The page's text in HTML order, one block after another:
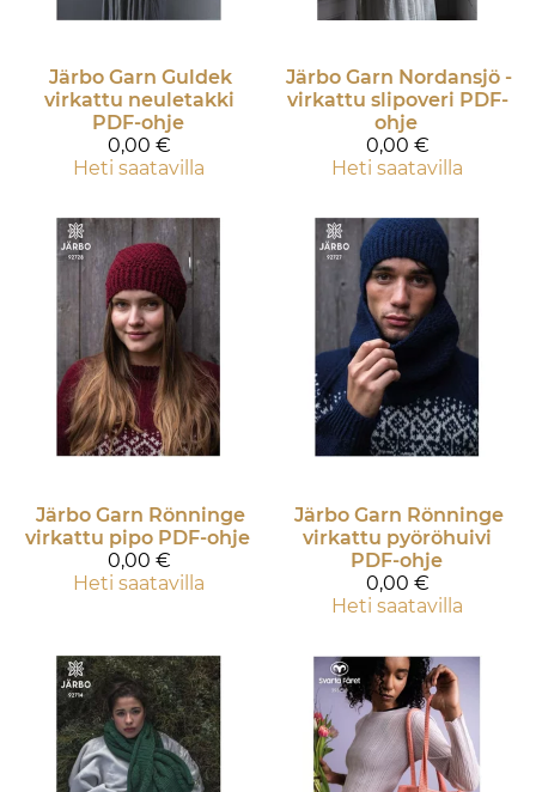
Järbo Garn Guldek
virkattu neuletakki
PDF-ohje
0,00 €
Heti saatavilla
Järbo Garn Nordansjö -
virkattu slipoveri PDF-
ohje
0,00 €
Heti saatavilla
Järbo Garn Rönninge
virkattu pipo PDF-ohje
0,00 €
Heti saatavilla
Järbo Garn Rönninge
virkattu pyöröhuivi
PDF-ohje
0,00 €
Heti saatavilla